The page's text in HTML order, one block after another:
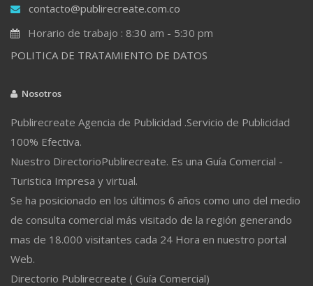
contacto@publirecreate.com.co
Horario de trabajo : 8:30 am - 5:30 pm
POLITICA DE TRATAMIENTO DE DATOS
Nosotros
Publirecreate Agencia de Publicidad .Servicio de Publicidad
100% Efectiva.
Nuestro DirectorioPublirecreate. Es una Guía Comercial -
Turistica Impresa y virtual.
Se ha posicionado en los últimos 6 años como uno del medio
de consulta comercial más visitado de la región generando
mas de 18.000 visitantes cada 24 Hora en nuestro portal
Web.
Directorio Publirecreate ( Guía Comercial)